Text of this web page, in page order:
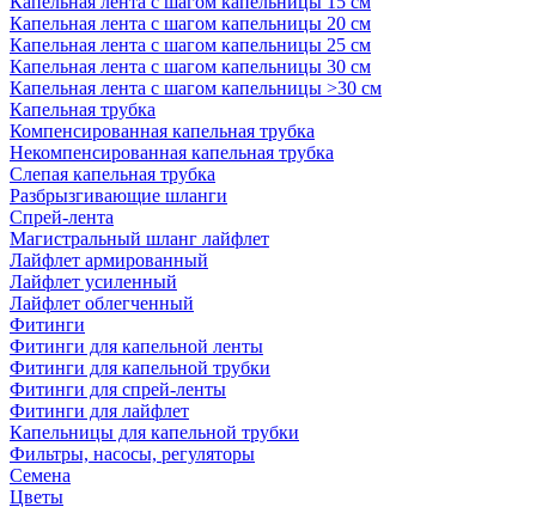
Капельная лента с шагом капельницы 20 см
Капельная лента с шагом капельницы 25 см
Капельная лента с шагом капельницы 30 см
Капельная лента с шагом капельницы >30 см
Капельная трубка
Компенсированная капельная трубка
Некомпенсированная капельная трубка
Слепая капельная трубка
Разбрызгивающие шланги
Спрей-лента
Магистральный шланг лайфлет
Лайфлет армированный
Лайфлет усиленный
Лайфлет облегченный
Фитинги
Фитинги для капельной ленты
Фитинги для капельной трубки
Фитинги для спрей-ленты
Фитинги для лайфлет
Капельницы для капельной трубки
Фильтры, насосы, регуляторы
Семена
Цветы